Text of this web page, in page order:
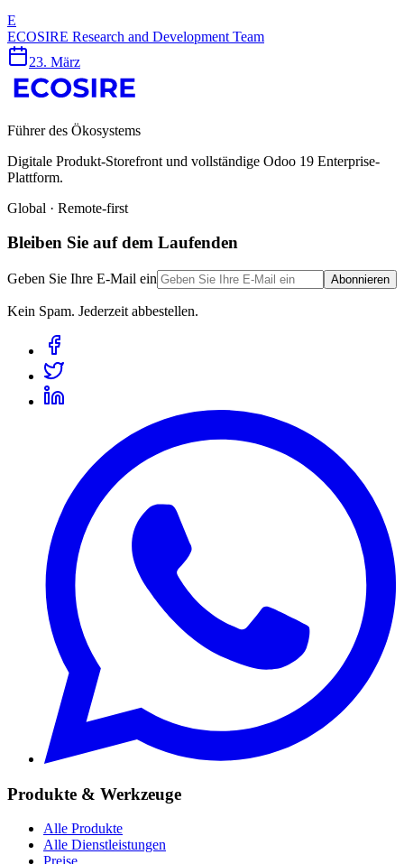
E
ECOSIRE Research and Development Team
23. März
Führer des Ökosystems
Digitale Produkt-Storefront und vollständige Odoo 19 Enterprise-
Plattform.
Global · Remote-first
Bleiben Sie auf dem Laufenden
Geben Sie Ihre E-Mail ein Abonnieren
Kein Spam. Jederzeit abbestellen.
Produkte & Werkzeuge
Alle Produkte
Alle Dienstleistungen